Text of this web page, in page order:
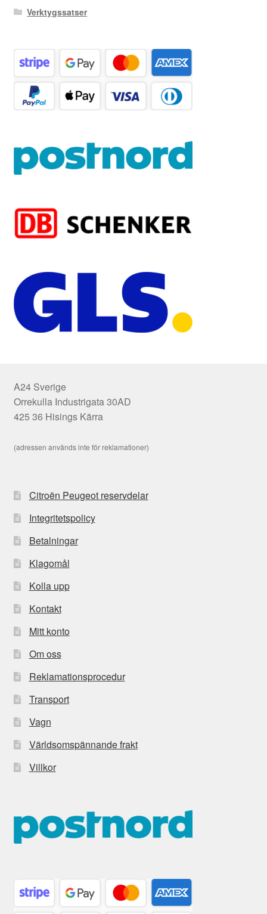
Verktygssatser
A24 Sverige
Orrekulla Industrigata 30AD
425 36 Hisings Kärra
(adressen används inte för reklamationer)
Citroën Peugeot reservdelar
Integritetspolicy
Betalningar
Klagomål
Kolla upp
Kontakt
Mitt konto
Om oss
Reklamationsprocedur
Transport
Vagn
Världsomspännande frakt
Villkor